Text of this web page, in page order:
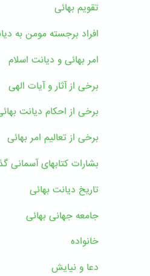
تقویم بهائی
افراد برجسته مومن به
امر بهائی و دیانت اسلام
برخی از آثار و آیات الهی
برخی از احکام دیانت
برخی از تعالیم امر بهائی
بشارات کتابهای آسمانی
تاریخ دیانت بهائی
جامعه جهانی بهائی
خانواده
دعا و نیایش